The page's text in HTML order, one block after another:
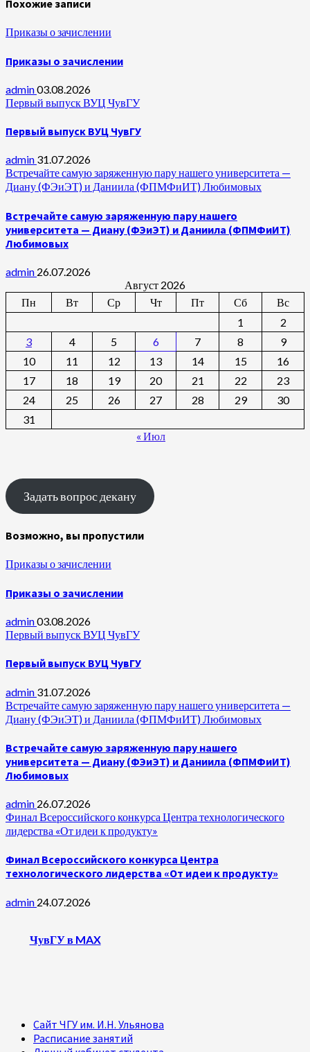
Похожие записи
Приказы о зачислении
Приказы о зачислении
admin03.08.2026
Первый выпуск ВУЦ ЧувГУ
Первый выпуск ВУЦ ЧувГУ
admin 31.07.2026
Встречайте самую заряженную пару нашего университета —
Диану (ФЭиЭТ) и Даниила (ФПМФиИТ) Любимовых
Встречайте самую заряженную пару нашего
университета — Диану (ФЭиЭТ) и Даниила (ФПМФиИТ)
Любимовых
admin 26.07.2026
Август 2026
Пн
Вт Ср Чт Пт Сб
Вс
1
2
3
4 5 6 7 8
9
10
11 12 13 14 15
16
17
18 19 20 21 22
23
24
25 26 27 28 29
30
31
« Июл
Задать вопрос декану
Возможно, вы пропустили
Приказы о зачислении
Приказы о зачислении
admin03.08.2026
Первый выпуск ВУЦ ЧувГУ
Первый выпуск ВУЦ ЧувГУ
admin 31.07.2026
Встречайте самую заряженную пару нашего университета —
Диану (ФЭиЭТ) и Даниила (ФПМФиИТ) Любимовых
Встречайте самую заряженную пару нашего
университета — Диану (ФЭиЭТ) и Даниила (ФПМФиИТ)
Любимовых
admin 26.07.2026
Финал Всероссийского конкурса Центра технологического
лидерства «От идеи к продукту»
Финал Всероссийского конкурса Центра
технологического лидерства «От идеи к продукту»
admin 24.07.2026
ЧувГУ в MAX
Сайт ЧГУ им. И.Н. Ульянова
Расписание занятий